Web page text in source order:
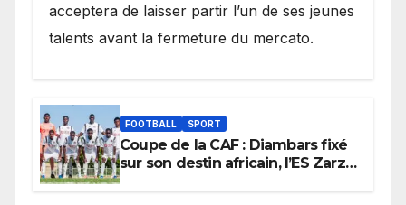
acceptera de laisser partir l’un de ses jeunes
talents avant la fermeture du mercato.
FOOTBALL SPORT
Coupe de la CAF : Diambars fixé
sur son destin africain, l’ES Zarzis